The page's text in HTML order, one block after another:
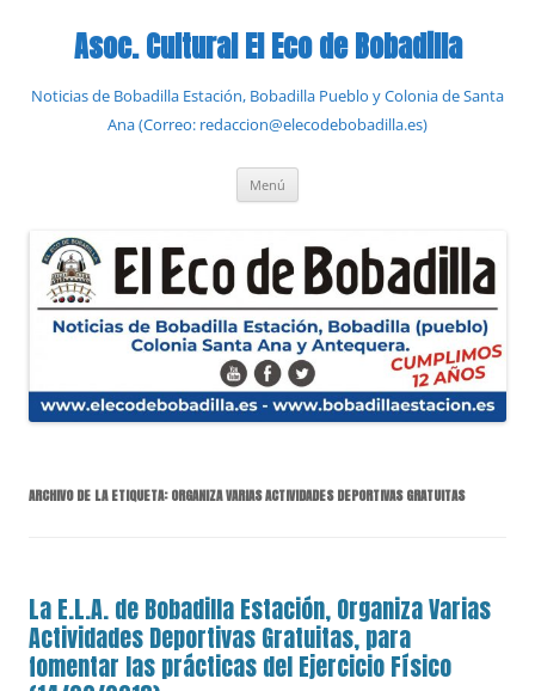
contenidoAsoc. Cultural El Eco de Bobadilla
Noticias de Bobadilla Estación, Bobadilla Pueblo y Colonia de Santa
Ana (Correo: redaccion@elecodebobadilla.es)
Menú
ARCHIVO DE LA ETIQUETA:ORGANIZA VARIAS ACTIVIDADES DEPORTIVAS GRATUITAS
La E.L.A. de Bobadilla Estación, Organiza Varias
Actividades Deportivas Gratuitas, para
fomentar las prácticas del Ejercicio Físico